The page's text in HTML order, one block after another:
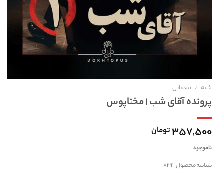
خانه / معمایی
پرونده آقای شب ۱ مختاپوس
۳۵۷,۵۰۰تومان
ناموجود
شناسه محصول: ۸۳۱۱